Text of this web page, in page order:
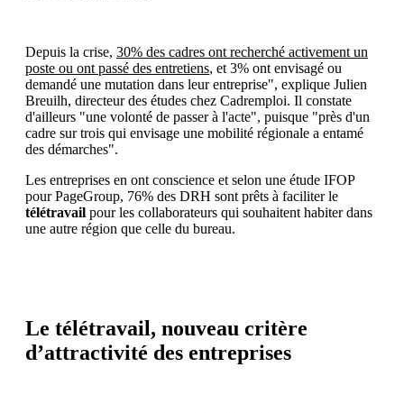
Depuis la crise, 30% des cadres ont recherché activement un
poste ou ont passé des entretiens, et 3% ont envisagé ou
demandé une mutation dans leur entreprise", explique Julien
Breuilh, directeur des études chez Cadremploi. Il constate
d'ailleurs "une volonté de passer à l'acte", puisque "près d'un
cadre sur trois qui envisage une mobilité régionale a entamé
des démarches".
Les entreprises en ont conscience et selon une étude IFOP
pour PageGroup, 76% des DRH sont prêts à faciliter le
télétravail pour les collaborateurs qui souhaitent habiter dans
une autre région que celle du bureau.
Le télétravail, nouveau critère
d’attractivité des entreprises